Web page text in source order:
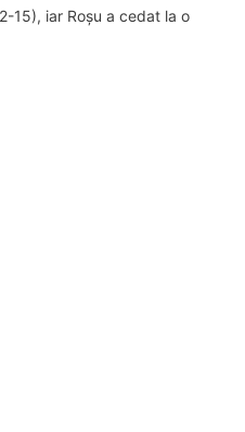
15), iar Roșu a cedat la o